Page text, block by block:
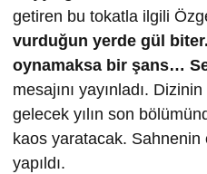
getiren bu tokatla ilgili
vurduğun yerde gül biter.
oynamaksa bir şans…
mesajını yayınladı.
gelecek yılın son
kaos yaratacak. Sahnenin
yapıldı.